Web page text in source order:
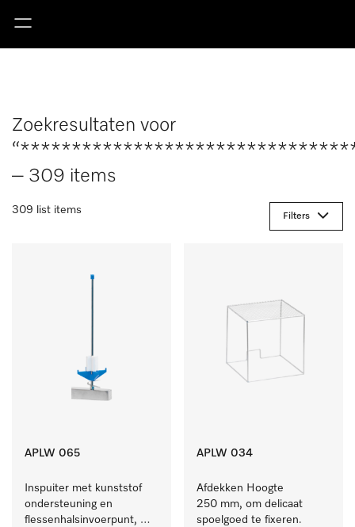
Zoekresultaten voor
– 309 items
309 list items
Filters
APLW 065
Inspuiter met kunststof
ondersteuning en
flessenhalsinvoerpunt,
APLW 034
Afdekken Hoogte
250 mm, om delicaat
spoelgoed te fixeren.